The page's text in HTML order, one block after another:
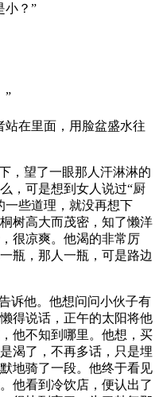
小？”
”
站在里面，用脸盆盛水往
，望了一眼那人汗淋淋的
，可是想到女人说过“厨
一些道理，就没再想下
树高大而茂密，知了懒洋
很凉爽。他渴的非常厉
瓶，那人一瓶，可是路边
诉他。他想问问小伙子有
得说话，正午的太阳将他
他不知到哪里。他想，买
渴了，不再多话，只是埋
地骑了一段。他终于看见
他看到冷饮店，便认出了